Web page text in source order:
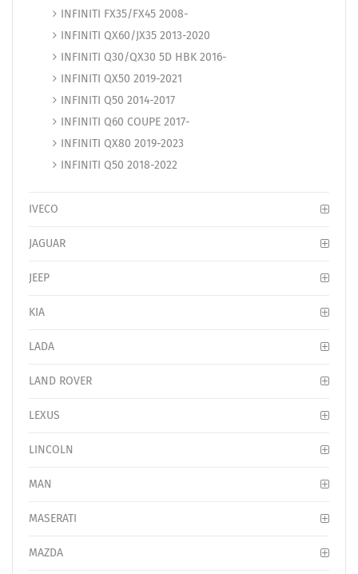
INFINITI FX35/FX45 2008-
INFINITI QX60/JX35 2013-2020
INFINITI Q30/QX30 5D HBK 2016-
INFINITI QX50 2019-2021
INFINITI Q50 2014-2017
INFINITI Q60 COUPE 2017-
INFINITI QX80 2019-2023
INFINITI Q50 2018-2022
IVECO
JAGUAR
JEEP
KIA
LADA
LAND ROVER
LEXUS
LINCOLN
MAN
MASERATI
MAZDA